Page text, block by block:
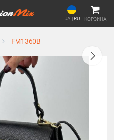
UA |RU КОРЗИНА
FM1360B